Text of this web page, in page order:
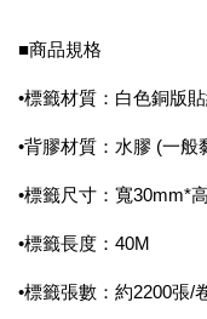
■商品規格
•標籤材質：白色銅版
•背膠材質：水膠 (一般
•標籤尺寸：寬30mm*
•標籤長度：40M
•標籤張數：約2200張/